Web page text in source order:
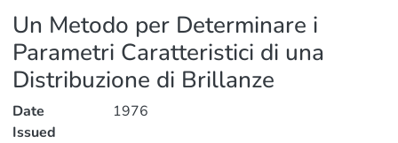
Un Metodo per Determinare i
Parametri Caratteristici di una
Distribuzione di Brillanze
Date
Issued
1976